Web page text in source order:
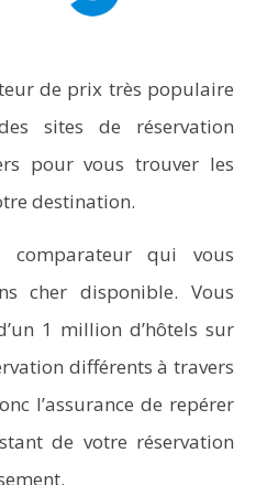
de prix très populaire
sites de réservation
pour vous trouver les
destination.
qui vous
cher disponible. Vous
1 million d’hôtels sur
différents à travers
l’assurance de repérer
de votre réservation